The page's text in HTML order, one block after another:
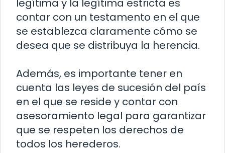
legítima y la legítima estricta es
contar con un testamento en el que
se establezca claramente cómo se
desea que se distribuya la herencia.
Además, es importante tener en
cuenta las leyes de sucesión del país
en el que se reside y contar con
asesoramiento legal para garantizar
que se respeten los derechos de
todos los herederos.